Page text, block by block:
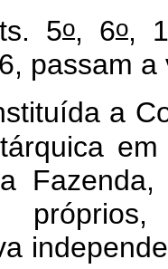
5o, 6o,
passam
a